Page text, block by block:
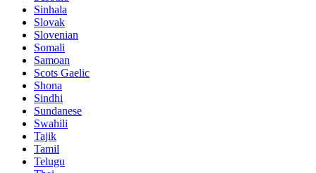
Sinhala
Slovak
Slovenian
Somali
Samoan
Scots Gaelic
Shona
Sindhi
Sundanese
Swahili
Tajik
Tamil
Telugu